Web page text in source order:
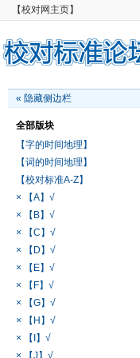
【校对网主页】
« 隐藏侧边栏
全部版块
【字的时间地理】
【词的时间地理】
【校对标准A-Z】
× 【A】√
× 【B】√
× 【C】√
× 【D】√
× 【E】√
× 【F】√
× 【G】√
× 【H】√
× 【I】√
× 【J】√